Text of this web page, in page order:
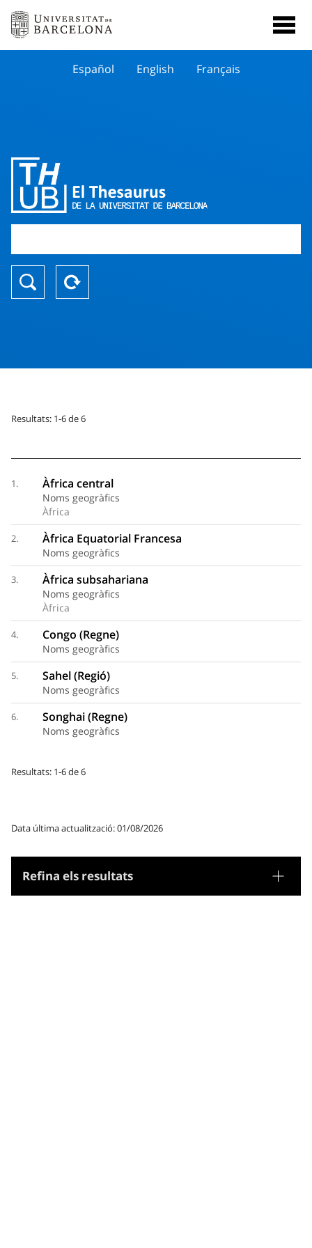
Español English Français
Refina els resultats
Tesaurus
Resultats: 1-6 de 6
1. Àfrica central
Noms geogràfics
Àfrica
2. Àfrica Equatorial Francesa
Noms geogràfics
3. Àfrica subsahariana
Noms geogràfics
Àfrica
4. Congo (Regne)
Noms geogràfics
5. Sahel (Regió)
Noms geogràfics
6. Songhai (Regne)
Noms geogràfics
Resultats: 1-6 de 6
Data última actualització: 01/08/2026